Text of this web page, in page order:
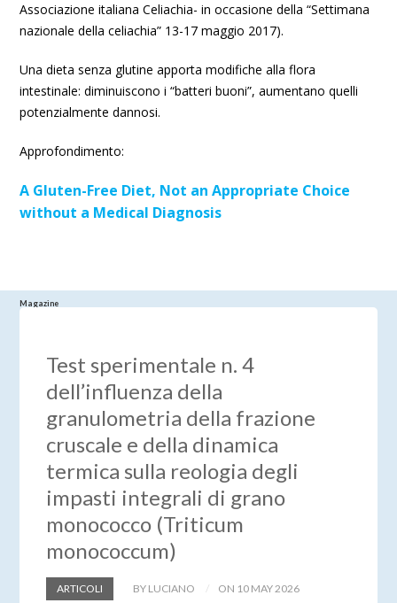
Associazione italiana Celiachia- in occasione della “Settimana
nazionale della celiachia” 13-17 maggio 2017).
Una dieta senza glutine apporta modifiche alla flora
intestinale: diminuiscono i “batteri buoni”, aumentano quelli
potenzialmente dannosi.
Approfondimento:
A Gluten-Free Diet, Not an Appropriate Choice
without a Medical Diagnosis
Magazine
Test sperimentale n. 4
dell’influenza della
granulometria della frazione
cruscale e della dinamica
termica sulla reologia degli
impasti integrali di grano
monococco (Triticum
monococcum)
ARTICOLI BY LUCIANO ON 10 MAY 2026